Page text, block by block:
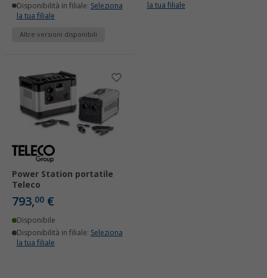
Disponibilità in filiale: Seleziona
la tua filiale
Altre versioni disponibili
la tua filiale
Power Station portatile
Teleco
793,00 €
Disponibile
Disponibilità in filiale: Seleziona
la tua filiale